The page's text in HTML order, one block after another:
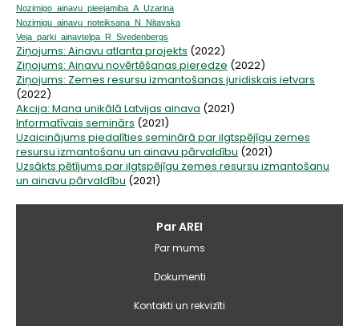
Nozimigo_ainavu_pieejamiba_A_Uzarina
Nozimigu_ainavu_noteiksana_N_Nitavska
Veja_parki_ainavtelpa_R_Svedenbergs
Ziņojums: Ainavu atlanta projekts (2022)
Ziņojums: Ainavu novērtēšanas pieredze (2022)
Ziņojums: Zemes resursu izmantošanas juridiskais ietvars
(2022)
Akcija: Mana unikālā Latvijas ainava (2021)
Informatīvais seminārs (2021)
Uzaicinājums piedalīties seminārā par ilgtspējīgu zemes
resursu izmantošanu un ainavu pārvaldību (2021)
Uzsākts pētījums par ilgtspējīgu zemes resursu izmantošanu
un ainavu pārvaldību (2021)
Par AREI
Par mums
Dokumenti
Kontakti un rekvizīti